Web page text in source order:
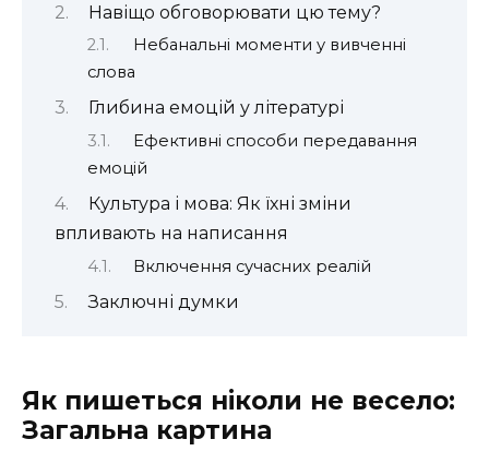
Навіщо обговорювати цю тему?
Небанальні моменти у вивченні
слова
Глибина емоцій у літературі
Ефективні способи передавання
емоцій
Культура і мова: Як їхні зміни
впливають на написання
Включення сучасних реалій
Заключні думки
Як пишеться ніколи не весело:
Загальна картина